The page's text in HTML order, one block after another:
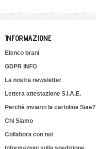
INFORMAZIONE
Elenco brani
GDPR INFO
La nostra newsletter
Lettera attestazione S.I.A.E.
Perchè inviarci la cartolina Siae?
Chi Siamo
Collabora con noi